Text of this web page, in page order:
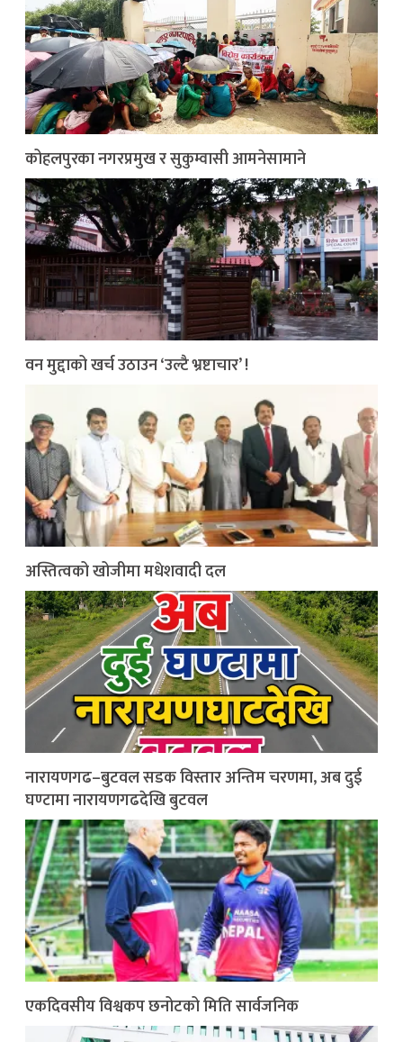
कोहलपुरका नगरप्रमुख र सुकुम्वासी आमनेसामाने
वन मुद्दाको खर्च उठाउन ‘उल्टै भ्रष्टाचार’ !
अस्तित्वको खोजीमा मधेशवादी दल
नारायणगढ–बुटवल सडक विस्तार अन्तिम चरणमा, अब दुई
घण्टामा नारायणगढदेखि बुटवल
एकदिवसीय विश्वकप छनोटको मिति सार्वजनिक